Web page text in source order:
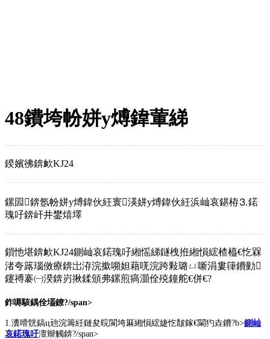
48鐨垮帉姘у煿鍏葷綈
鍨嬪彿錛欰KJ24
鏍囩錛氬帉姘у煿鍏伙紝寰渶姘у煿鍏伙紝浜屾哀鍖栫⒊鍩
瑰吇錛屽井鐢熺墿
鎻忚堪錛欰KJ24鍘屾哀鍩瑰吇緗愮綈鐩栧拰緗愪綋楂橀€忔槑
渚夸簬瑙傚療錛岀洊浣撳嚬妲藉唴浣跨敤璐ㄩ噺涓婁箻鐨勭
鑳禣褰㈠湀錛岃揪鍒頒弗鏍煎瘑灝佺殑鐘舵€併€?
鈼嗕駭鍝佺壒鐐?/span>
1.瀵嗗皝鎬ц兘浣籌紝鏈夋晥閬垮厤緗愪綋婕忔皵鎵€閫犳垚鐨?b>鍘屾
哀鍩瑰吇澶辮觸錛?/span>